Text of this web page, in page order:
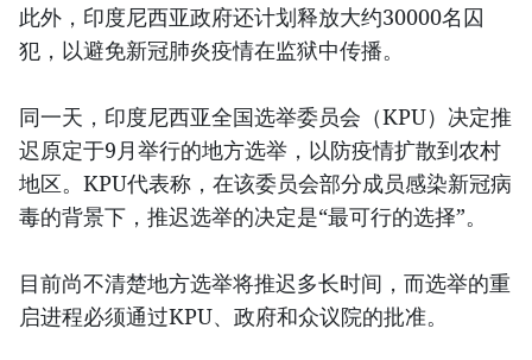
此外，印度尼西亚政府还计划释放大约30000名囚
犯，以避免新冠肺炎疫情在监狱中传播。
同一天，印度尼西亚全国选举委员会（KPU）决定推
迟原定于9月举行的地方选举，以防疫情扩散到农村
地区。KPU代表称，在该委员会部分成员感染新冠病
毒的背景下，推迟选举的决定是“最可行的选择”。
目前尚不清楚地方选举将推迟多长时间，而选举的重
启进程必须通过KPU、政府和众议院的批准。